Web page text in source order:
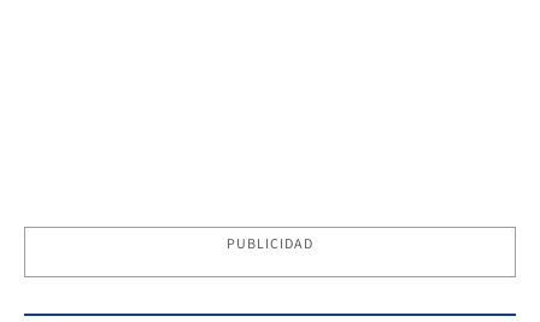
PUBLICIDAD